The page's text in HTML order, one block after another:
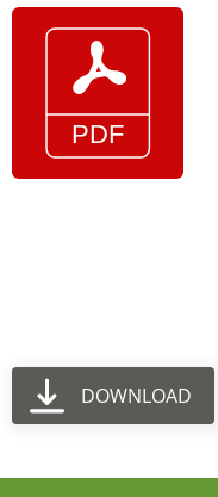
DOWNLOAD